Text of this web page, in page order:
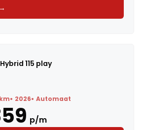
115 play
2026 Automaat
p/m